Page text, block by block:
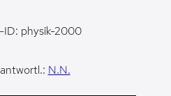
physik-2000
N.N.